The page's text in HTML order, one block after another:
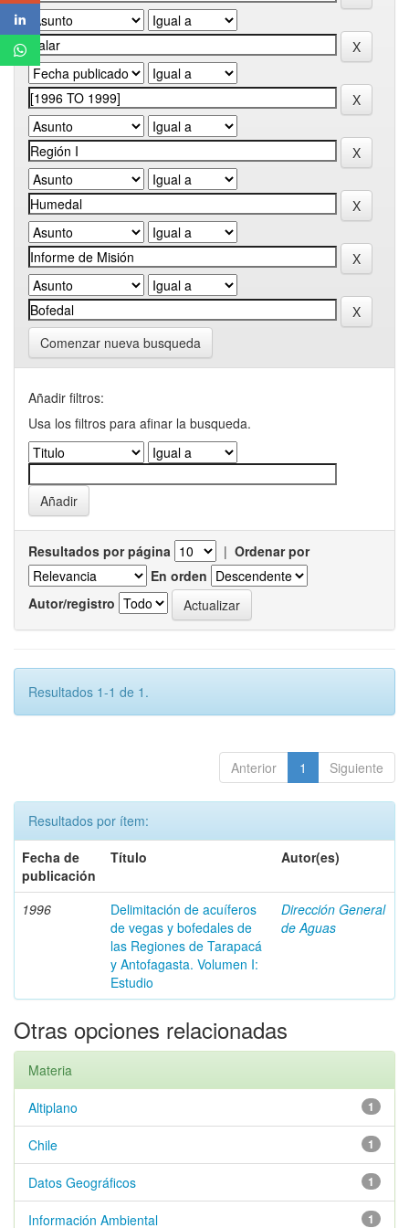
Comenzar nueva busqueda
Añadir filtros:
Usa los filtros para afinar la busqueda.
Resultados por página | Ordenar por
En orden
Autor/registro
Resultados 1-1 de 1.
Anterior 1 Siguiente
Resultados por ítem:
Fecha de
publicación
Título Autor(es)
1996
Delimitación de acuíferos
de vegas y bofedales de
las Regiones de Tarapacá
y Antofagasta. Volumen I:
Estudio
Dirección General
de Aguas
Otras opciones relacionadas
Materia
1
Altiplano
1
Chile
1
Datos Geográficos
1
Información Ambiental